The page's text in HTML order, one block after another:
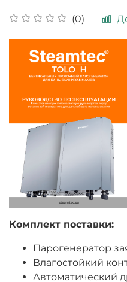
(0)
Комплект поставки:
Парогенератор
Влагостойкий
Автоматический